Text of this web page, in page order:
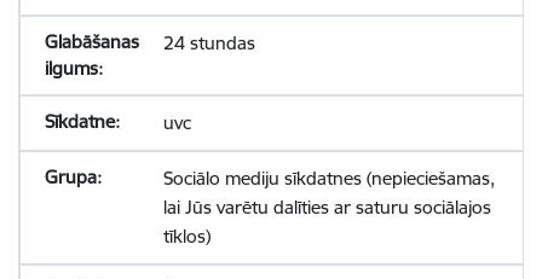
24 stundas
uvc
Sociālo mediju sīkdatnes (nepieciešamas,
lai Jūs varētu dalīties ar saturu sociālajos
tīklos)